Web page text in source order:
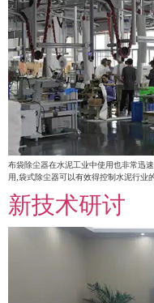
布袋除尘器在水泥工业中使用也非常迅
用,袋式除尘器可以有效得控制水泥行业
新技术研讨